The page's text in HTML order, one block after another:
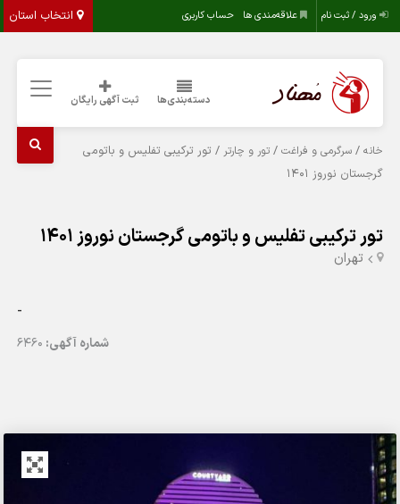
انتخاب استان ورود / ثبت نام علاقه‌مندی ها حساب کاربری
دسته‌بندی‌ها ثبت آگهی رایگان
خانه /سرگرمی و فراغت /تور و چارتر / تور ترکیبی تفلیس و باتومی
گرجستان نوروز 1401
تور ترکیبی تفلیس و باتومی گرجستان نوروز 1401
تهران
-
شماره آگهی: 6460